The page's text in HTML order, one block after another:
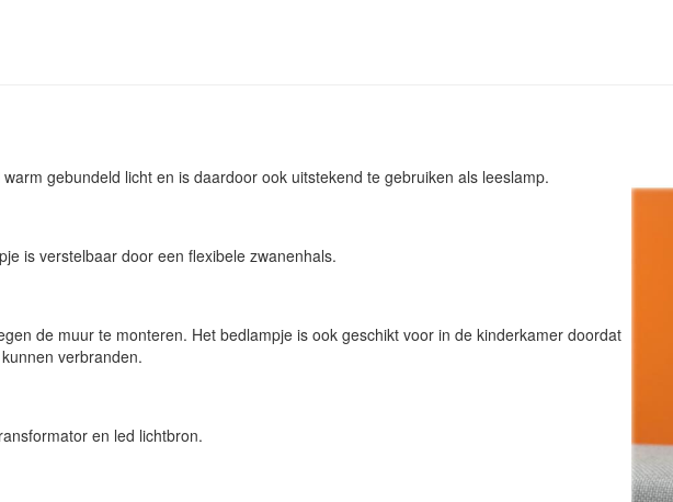
gebundeld licht en is daardoor ook uitstekend te gebruiken als leeslamp.
is verstelbaar door een flexibele zwanenhals.
de muur te monteren. Het bedlampje is ook geschikt voor in de kinderkamer doordat
verbranden.
en led lichtbron.